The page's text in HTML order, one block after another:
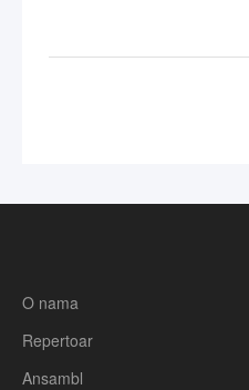
O nama
Repertoar
Ansambl